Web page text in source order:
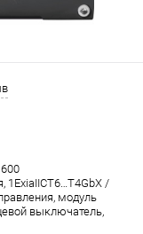
1ExiaIICT6…T4GbX /
модуль
выключатель,